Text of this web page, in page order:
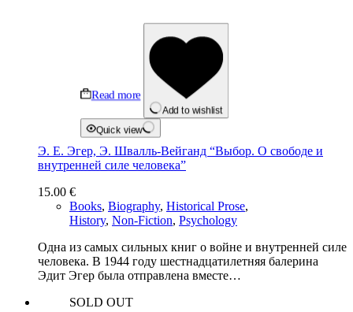
Read more
Add to wishlist
Quick view
Э. Е. Эгер, Э. Швалль-Вейганд “Выбор. О свободе и
внутренней силе человека”
15.00 €
Books, Biography, Historical Prose,
History, Non-Fiction, Psychology
Одна из самых сильных книг о войне и внутренней силе
человека. В 1944 году шестнадцатилетняя балерина
Эдит Эгер была отправлена вместе…
SOLD OUT